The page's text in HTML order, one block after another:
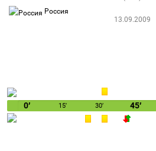
Россия
13.09.2009
0′ 15′ 30′ 45′